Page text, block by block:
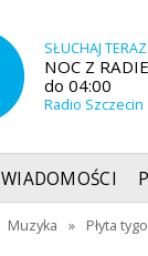
SŁUCHAJ TERAZ
NOC Z
do 04:00
Radio Szczecin
WIADOMOŚCI
Muzyka » Płyta